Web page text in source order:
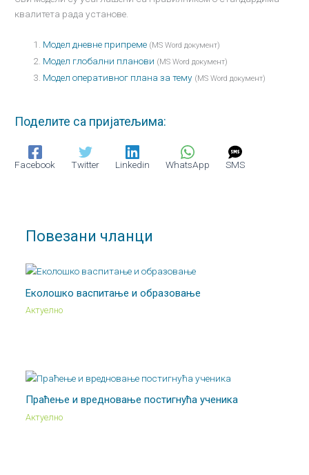
квалитета рада установе.
Модел дневне припреме (MS Word документ)
Модел глобални планови (MS Word документ)
Модел оперативног плана за тему (MS Word документ)
Поделите са пријатељима:
Facebook Twitter Linkedin WhatsApp SMS
Повезани чланци
Еколошко васпитање и образовање
Актуелно
Праћење и вредновање постигнућа ученика
Актуелно